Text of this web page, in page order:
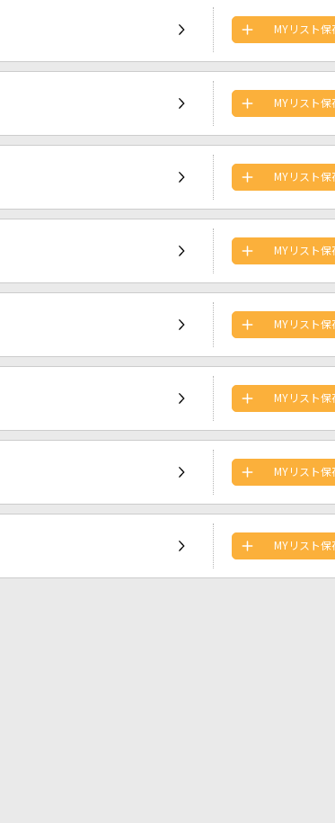
MYリスト保
MYリスト保
MYリスト保
MYリスト保
MYリスト保
MYリスト保
MYリスト保
MYリスト保